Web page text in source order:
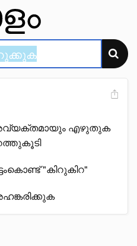
എഴുതുക
"കിറുകിറ"